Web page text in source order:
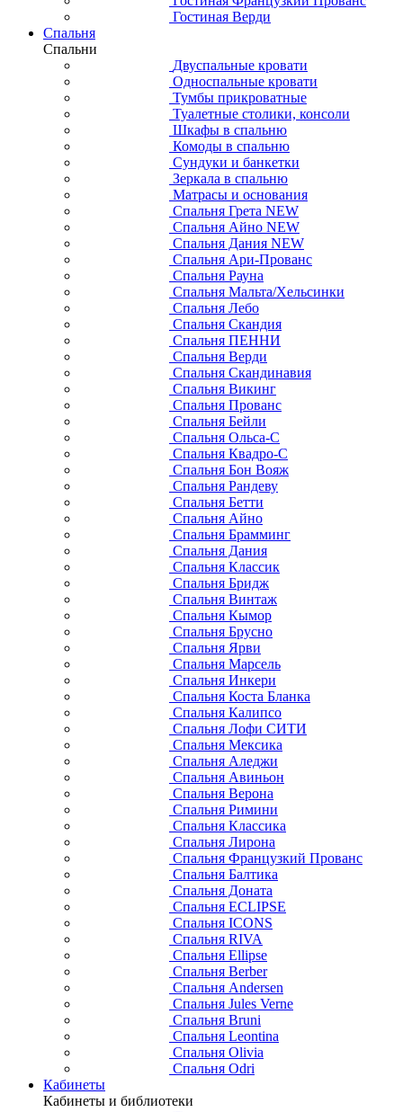
Гостиная Верди
Спальня
Спальни
Двуспальные кровати
Односпальные кровати
Тумбы прикроватные
Туалетные столики, консоли
Шкафы в спальню
Комоды в спальню
Сундуки и банкетки
Зеркала в спальню
Матрасы и основания
Спальня Грета NEW
Спальня Айно NEW
Спальня Дания NEW
Спальня Ари-Прованс
Спальня Рауна
Спальня Мальта/Хельсинки
Спальня Лебо
Спальня Скандия
Спальня ПЕННИ
Спальня Верди
Спальня Скандинавия
Спальня Викинг
Спальня Прованс
Спальня Бейли
Спальня Ольса-С
Спальня Квадро-С
Спальня Бон Вояж
Спальня Рандеву
Спальня Бетти
Спальня Айно
Спальня Брамминг
Спальня Дания
Спальня Классик
Спальня Бридж
Спальня Винтаж
Спальня Кымор
Спальня Брусно
Спальня Ярви
Спальня Марсель
Спальня Инкери
Спальня Коста Бланка
Спальня Калипсо
Спальня Лофи СИТИ
Спальня Мексика
Спальня Аледжи
Спальня Авиньон
Спальня Верона
Спальня Римини
Спальня Классика
Спальня Лирона
Спальня Французкий Прованс
Спальня Балтика
Спальня Доната
Спальня ECLIPSE
Спальня ICONS
Спальня RIVA
Спальня Ellipse
Спальня Berber
Спальня Andersen
Спальня Jules Verne
Спальня Bruni
Спальня Leontina
Спальня Olivia
Спальня Odri
Кабинеты
Кабинеты и библиотеки